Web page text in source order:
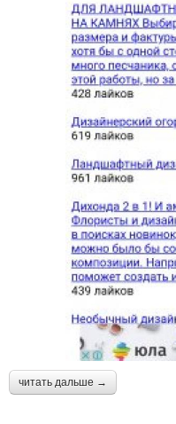
читать дальше →